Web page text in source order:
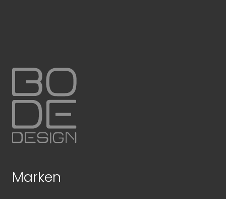
Marken